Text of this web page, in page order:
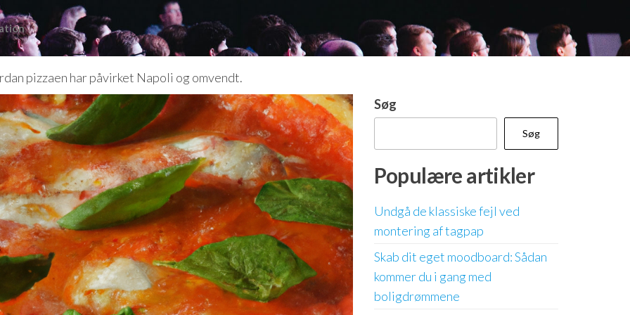
pizzaen har påvirket Napoli og omvendt.
Søg
Søg
Populære artikler
Undgå de klassiske fejl ved
montering af tagpap
Skab dit eget moodboard: Sådan
kommer du i gang med
boligdrømmene